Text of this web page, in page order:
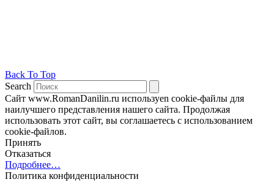
Back To Top
Search
Сайт www.RomanDanilin.ru используеn cookie-файлы для
наилучшего представления нашего сайта. Продолжая
использовать этот сайт, вы соглашаетесь с использованием
cookie-файлов.
Принять
Отказаться
Подробнее…
Политика конфиденциальности